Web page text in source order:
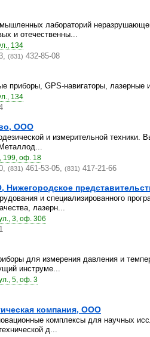
лабораторий
и отечественны...
134
(831) 432-85-08
приборы, GPS-навигаторы,
134
ООО
и измерительной техники.
199, оф. 18
(831) 461-53-05, (831) 417-21-66
Нижегородское
и специализированного
лазерн...
3, оф. 306
для измерения давления и
инструме...
5, оф. 3
компания, ООО
комплексы для научных
д...